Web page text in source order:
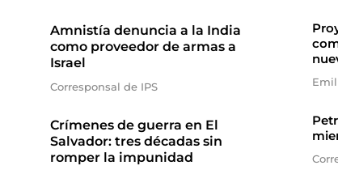
Amnistía denuncia a la India
como proveedor de armas a
Israel
Corresponsal de IPS
Crímenes de guerra en El
Salvador: tres décadas sin
romper la impunidad